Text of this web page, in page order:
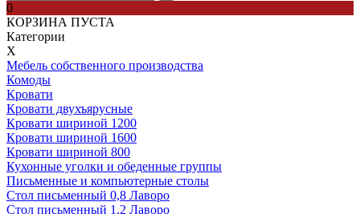
0
КОРЗИНА ПУСТА
Категории
Х
Мебель собственного производства
Комоды
Кровати
Кровати двухъярусные
Кровати шириной 1200
Кровати шириной 1600
Кровати шириной 800
Кухонные уголки и обеденные группы
Письменные и компьютерные столы
Стол письменный 0,8 Лаворо
Стол письменный 1,2 Лаворо